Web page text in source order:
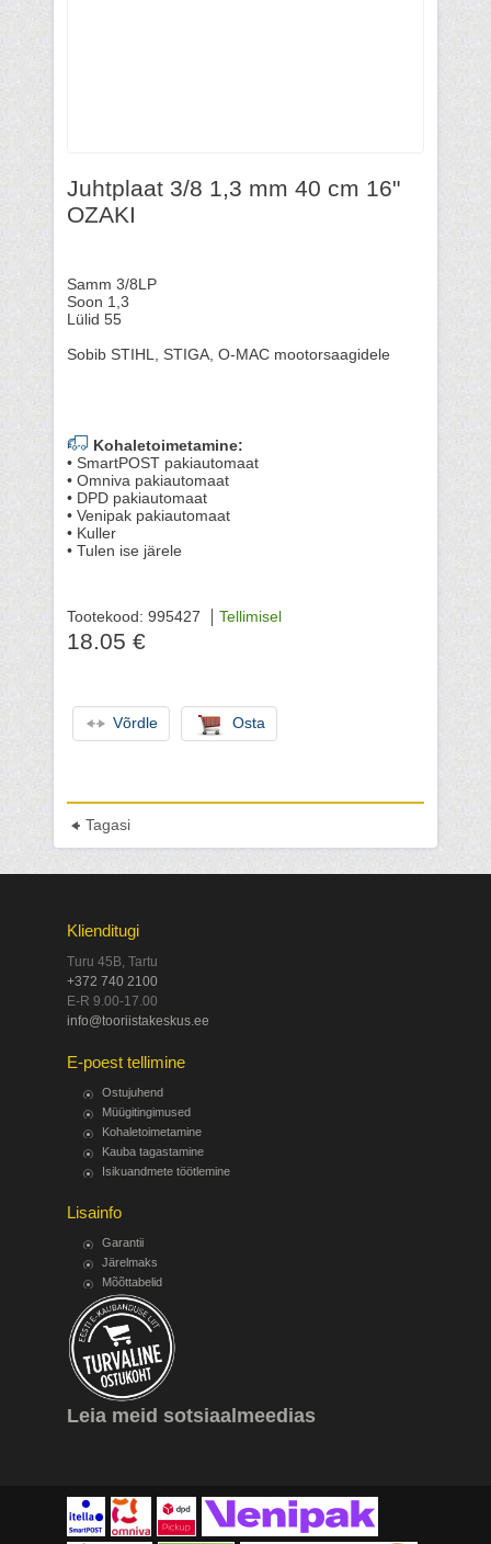
Juhtplaat 3/8 1,3 mm 40 cm 16"
OZAKI
Samm 3/8LP
Soon 1,3
Lülid 55
Sobib STIHL, STIGA, O-MAC mootorsaagidele
Kohaletoimetamine:
• SmartPOST pakiautomaat
• Omniva pakiautomaat
• DPD pakiautomaat
• Venipak pakiautomaat
• Kuller
• Tulen ise järele
Tootekood: 995427 Tellimisel
18.05 €
Võrdle Osta
Tagasi
Klienditugi
Turu 45B, Tartu
+372 740 2100
E-R 9.00-17.00
info@tooriistakeskus.ee
E-poest tellimine
Ostujuhend
Müügitingimused
Kohaletoimetamine
Kauba tagastamine
Isikuandmete töötlemine
Lisainfo
Garantii
Järelmaks
Mõõttabelid
Leia meid sotsiaalmeedias